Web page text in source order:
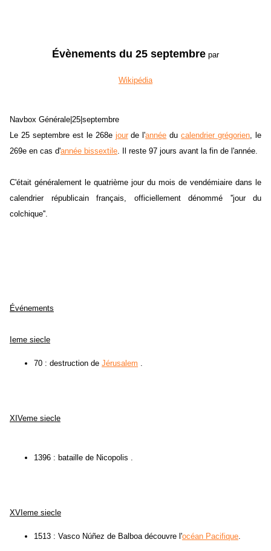
Évènements du 25 septembre par
Wikipédia
Navbox Générale|25|septembre
Le 25 septembre est le 268e jourde l'année ducalendrier grégorien, le
269e en cas d'année bissextile. Il reste 97 jours avant la fin de l'année.
C'était généralement le quatrième jour du mois de vendémiaire dans le
calendrier républicain français, officiellement dénommé ''jour du
colchique''.
Événements
Ieme siecle
70 : destruction de Jérusalem .
XIVeme siecle
1396 : bataille de Nicopolis .
XVIeme siecle
1513 : Vasco Núñez de Balboa découvre l'océan Pacifique.